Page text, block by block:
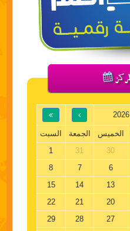
الخميس الجمعة
السبت
30
31
1
6
7
8
13
14
15
20
21
22
27
28
29